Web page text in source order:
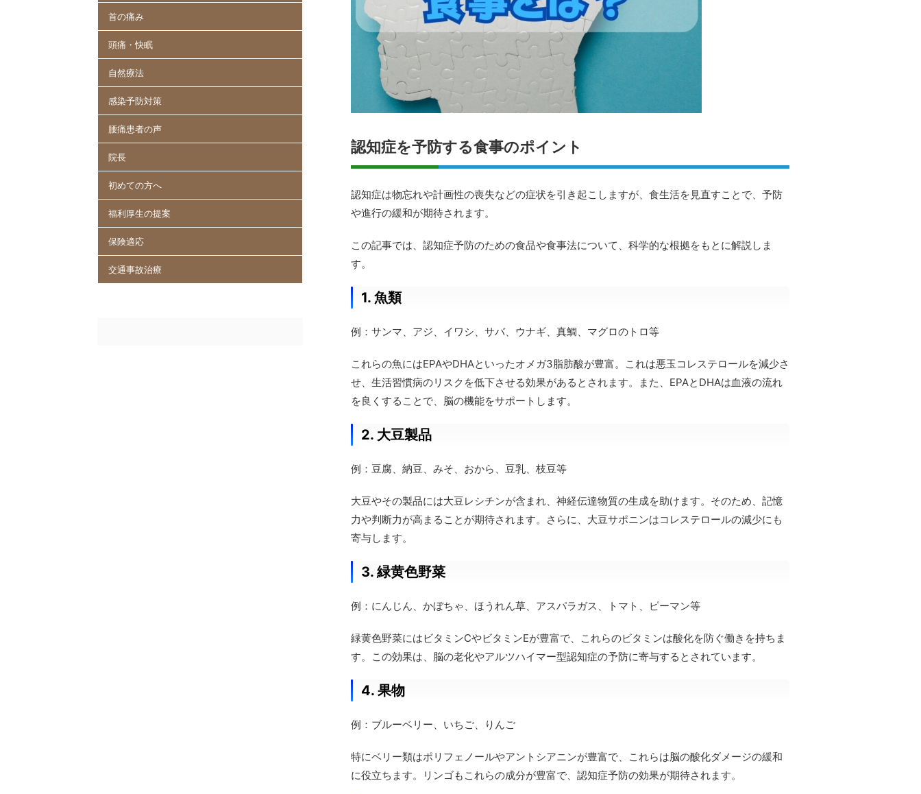
認知症を予防する食事のポイント
認知症は物忘れや計画性の喪失などの症状を引き起こしますが、食生活を見直すことで、予防
や進行の緩和が期待されます。
この記事では、認知症予防のための食品や食事法について、科学的な根拠をもとに解説しま
す。
1. 魚類
例：サンマ、アジ、イワシ、サバ、ウナギ、真鯛、マグロのトロ等
これらの魚にはEPAやDHAといったオメガ3脂肪酸が豊富。これは悪玉コレステロールを減少さ
せ、生活習慣病のリスクを低下させる効果があるとされます。また、EPAとDHAは血液の流れ
を良くすることで、脳の機能をサポートします。
2. 大豆製品
例：豆腐、納豆、みそ、おから、豆乳、枝豆等
大豆やその製品には大豆レシチンが含まれ、神経伝達物質の生成を助けます。そのため、記憶
力や判断力が高まることが期待されます。さらに、大豆サポニンはコレステロールの減少にも
寄与します。
3. 緑黄色野菜
例：にんじん、かぼちゃ、ほうれん草、アスパラガス、トマト、ピーマン等
緑黄色野菜にはビタミンCやビタミンEが豊富で、これらのビタミンは酸化を防ぐ働きを持ちま
す。この効果は、脳の老化やアルツハイマー型認知症の予防に寄与するとされています。
4. 果物
例：ブルーベリー、いちご、りんご
特にベリー類はポリフェノールやアントシアニンが豊富で、これらは脳の酸化ダメージの緩和
に役立ちます。リンゴもこれらの成分が豊富で、認知症予防の効果が期待されます。
首の痛み
頭痛・快眠
自然療法
感染予防対策
腰痛患者の声
院長
初めての方へ
福利厚生の提案
保険適応
交通事故治療